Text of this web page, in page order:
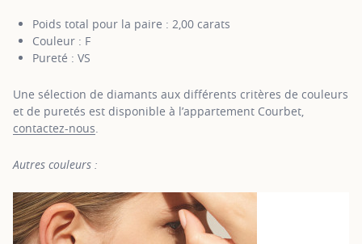
Poids total pour la paire : 2,00 carats
Couleur : F
Pureté : VS
Une sélection de diamants aux différents critères de couleurs
et de puretés est disponible à l’appartement Courbet,
contactez-nous.
Autres couleurs :